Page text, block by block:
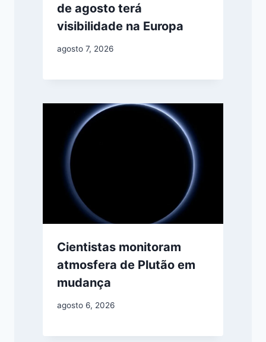
de agosto terá
visibilidade na Europa
agosto 7, 2026
Cientistas monitoram
atmosfera de Plutão em
mudança
agosto 6, 2026